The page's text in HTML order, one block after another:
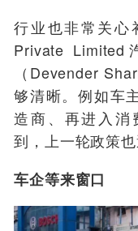
行业也非常关心
Private
（Devender
够清晰。例如车
造商、再进入消
到，上一轮政策也
车企等来窗口